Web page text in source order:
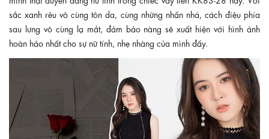
sắc xanh rêu vô cùng tôn da, cùng những nhấn nhá, cách điệu phía
sau lưng vô cùng lạ mắt, đảm bảo nàng sẽ xuất hiện với hình ảnh
hoàn hảo nhất cho sự nữ tính, nhẹ nhàng của mình đấy.